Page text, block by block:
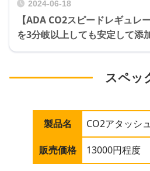
2024-06-18
【ADA CO2スピードレギュレ
を3分岐以上しても安定して添
スペッ
製品名 CO2アタッシ
販売価格 13000円程度